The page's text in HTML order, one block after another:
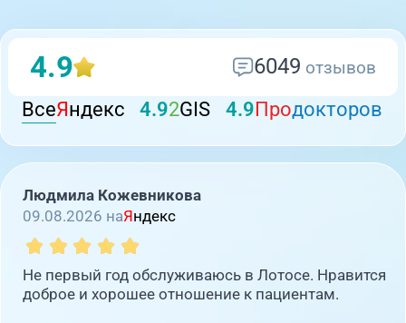
4.9 6049 отзывов
ВсеЯндекс 4.92GIS 4.9Продокторов
Людмила Кожевникова
09.08.2026 наЯндекс
Не первый год обслуживаюсь в Лотосе. Нравится
доброе и хорошее отношение к пациентам.